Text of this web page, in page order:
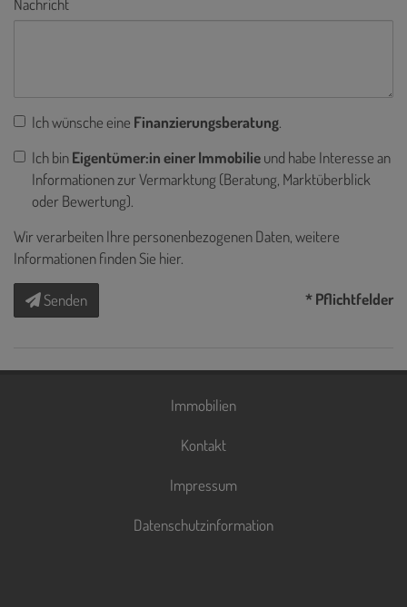
Nachricht
Ich wünsche eine Finanzierungsberatung.
Ich binEigentümer:in einer Immobilieund habe Interesse an
Informationen zur Vermarktung (Beratung, Marktüberblick
oder Bewertung).
Wir verarbeiten Ihre personenbezogenen Daten, weitere
Informationen finden Sie hier.
Senden * Pflichtfelder
Immobilien
Kontakt
Impressum
Datenschutzinformation